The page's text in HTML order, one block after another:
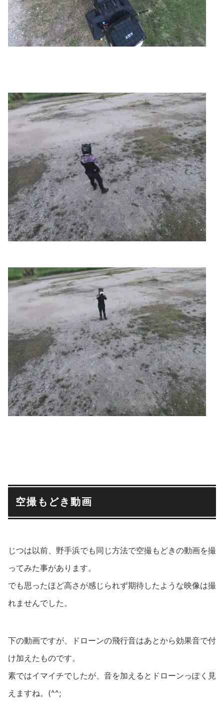
空撮もどき動画
じつは以前、野手浜でも同じ方法で空撮もどきの動画を撮
ってみた事があります。
でも思ったほど高さが感じられず期待したような映像は撮
れませんでした。
下の動画ですが、ドローンの飛行音はあとから効果音で付
け加えたものです。
素ではイマイチでしたが、音を加えるとドローンっぽく見
えますね。(^^;